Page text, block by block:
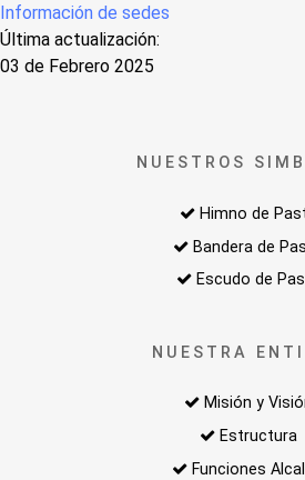
Información de sedes
Última actualización:
03 de Febrero 2025
NUESTROS
Himno de
Bandera de
Escudo de
NUESTRA
Misión y
Estructura
Funciones